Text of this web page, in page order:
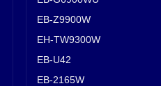
EB-Z9900W
EH-TW9300W
EB-U42
EB-2165W